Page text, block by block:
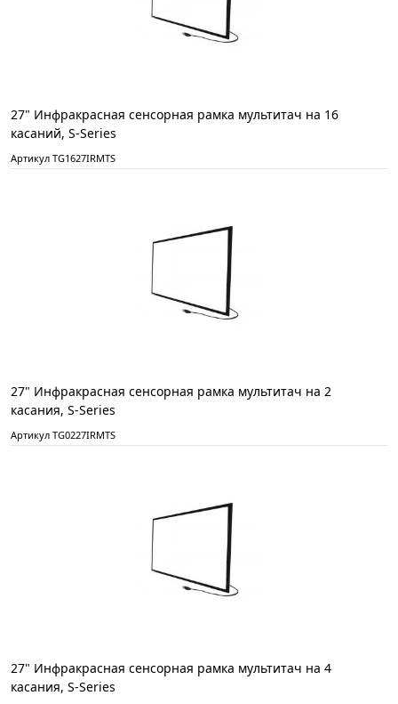
27" Инфракрасная сенсорная рамка мультитач на 16
касаний, S-Series
Артикул TG1627IRMTS
27" Инфракрасная сенсорная рамка мультитач на 2
касания, S-Series
Артикул TG0227IRMTS
27" Инфракрасная сенсорная рамка мультитач на 4
касания, S-Series